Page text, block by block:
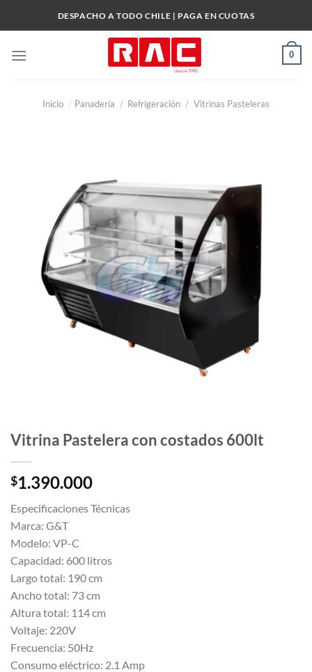
DESPACHO A TODO CHILE | PAGA EN CUOTAS
0
Inicio / Panadería / Refrigeración / Vitrinas Pasteleras
Vitrina Pastelera con costados 600lt
$1.390.000
Especificaciones Técnicas
Marca: G&T
Modelo: VP-C
Capacidad: 600 litros
Largo total: 190 cm
Ancho total: 73 cm
Altura total: 114 cm
Voltaje: 220V
Frecuencia: 50Hz
Consumo eléctrico: 2.1 Amp